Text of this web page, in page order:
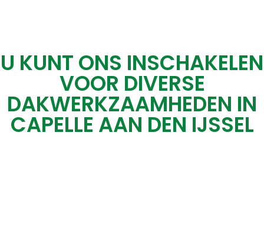
U KUNT ONS INSCHAKELEN
VOOR DIVERSE
DAKWERKZAAMHEDEN IN
CAPELLE AAN DEN IJSSEL